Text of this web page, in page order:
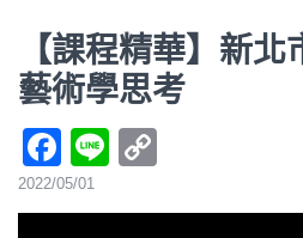
【課程精華】新
藝術學思考
Facebook
Line
2022/05/01